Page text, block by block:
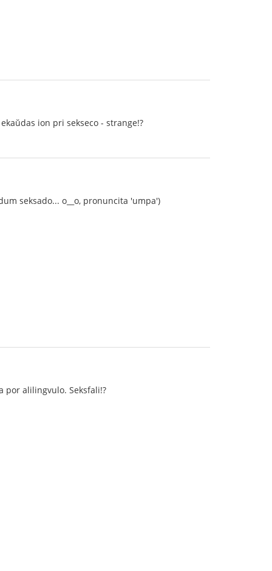
ion pri sekseco - strange!?
seksado... o__o, pronuncita 'umpa')
por alilingvulo. Seksfali!?